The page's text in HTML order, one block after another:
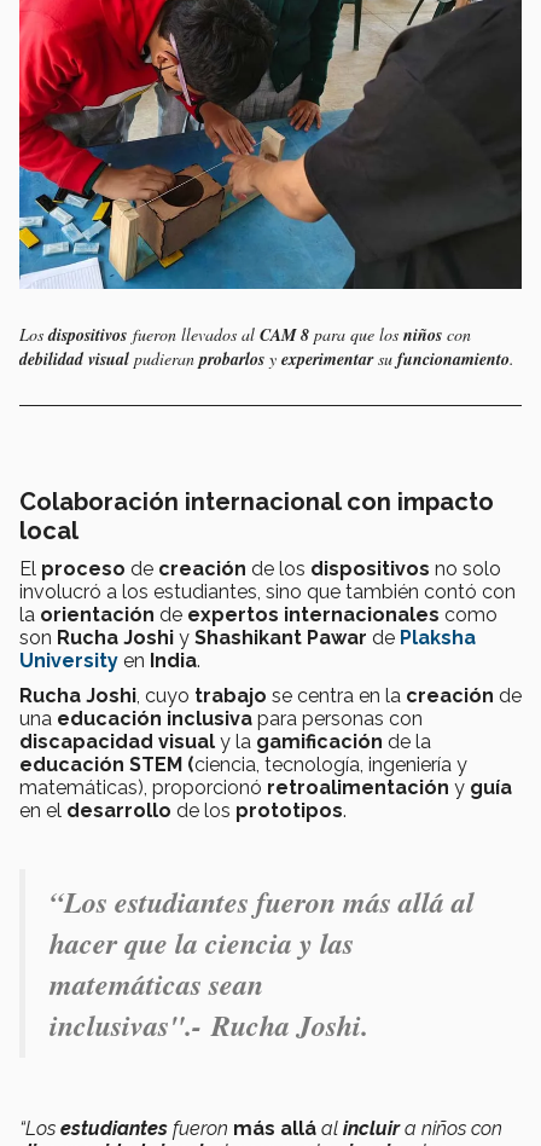
Losdispositivos fueron llevados al CAM 8 para que los niños con
debilidad visual pudieranprobarlos y experimentarsu funcionamiento.
Colaboración internacional con impacto
local
El proceso de creación de los dispositivos no solo
involucró a los estudiantes, sino que también contó con
la orientación de expertos internacionales como
son Rucha Joshi y Shashikant Pawar de Plaksha
University en India.
Rucha Joshi, cuyo trabajo se centra en la creación de
una educación inclusiva para personas con
discapacidad visual y la gamificación de la
educación STEM (ciencia, tecnología, ingeniería y
matemáticas), proporcionó retroalimentación y guía
en el desarrollo de los prototipos.
“Los estudiantes fueron más allá al
hacer que la ciencia y las
matemáticas sean
inclusivas".- Rucha Joshi.
“Los estudiantes fueron más allá al incluira niños con